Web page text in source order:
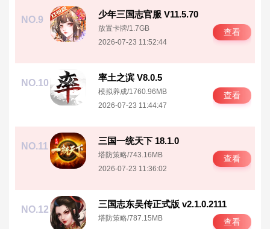
NO.9
少年三国志官服 V11.5.70
放置卡牌/1.7GB
2026-07-23 11:52:44
查看
NO.10
率土之滨 V8.0.5
模拟养成/1760.96MB
2026-07-23 11:44:47
查看
NO.11
三国一统天下 18.1.0
塔防策略/743.16MB
2026-07-23 11:36:02
查看
NO.12
三国志东吴传正式版 v2.1.0.2111
塔防策略/787.15MB
查看